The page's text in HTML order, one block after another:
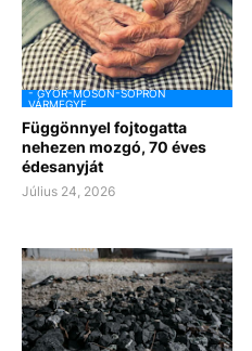
- GYŐR-MOSON-SOPRON
VÁRMEGYE
Függönnyel fojtogatta
nehezen mozgó, 70 éves
édesanyját
Július 24, 2026